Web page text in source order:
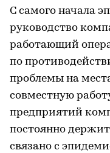
С самого начала
руководство
работающий
по
проблемы на
совместную
предприятий
постоянно держит
связано с